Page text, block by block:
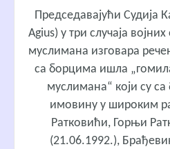
Председавајући Судија
Agius) у три случаја
муслимана изговара
са борцима ишла
муслимана“ који су
имовину у широким
Ратковићи, Горњи
(21.06.1992.),